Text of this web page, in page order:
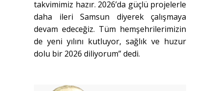
takvimimiz hazır. 2026’da güçlü projelerle
daha ileri Samsun diyerek çalışmaya
devam edeceğiz. Tüm hemşehrilerimizin
de yeni yılını kutluyor, sağlık ve huzur
dolu bir 2026 diliyorum” dedi.